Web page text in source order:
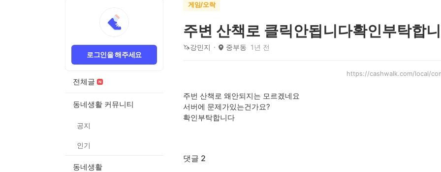
로그인을 해주세요
전체글
동네생활 커뮤니티
공지
인기
동네생활
게임/오락
주변 산책로 클릭안됩니다확인부탁합
🦄강민지 중부동 1년 전
https://cashwalk.com/local/
주번 산책로 왜안되지는 모르겠네요
서버에 문제가있는건가요?
확인부탁합니다
댓글 2